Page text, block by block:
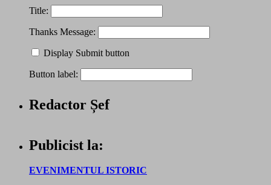
Title:
Thanks Message:
Display Submit button
Button label:
Redactor Șef
Publicist la:
EVENIMENTUL ISTORIC